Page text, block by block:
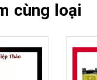
cùng loại